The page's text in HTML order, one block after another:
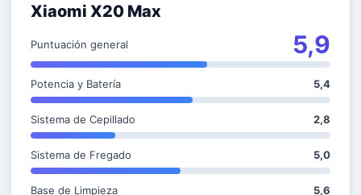
Xiaomi X20 Max
Puntuación general 5,9
Potencia y Batería 5,4
Sistema de Cepillado 2,8
Sistema de Fregado 5,0
Base de Limpieza 5,6